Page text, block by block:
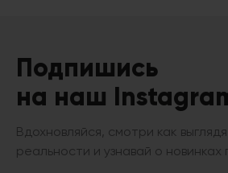
Подпишись
на наш
Вдохновляйся, смотри как
реальности и узнавай о новинках